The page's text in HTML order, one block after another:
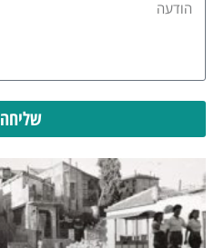
שליחה